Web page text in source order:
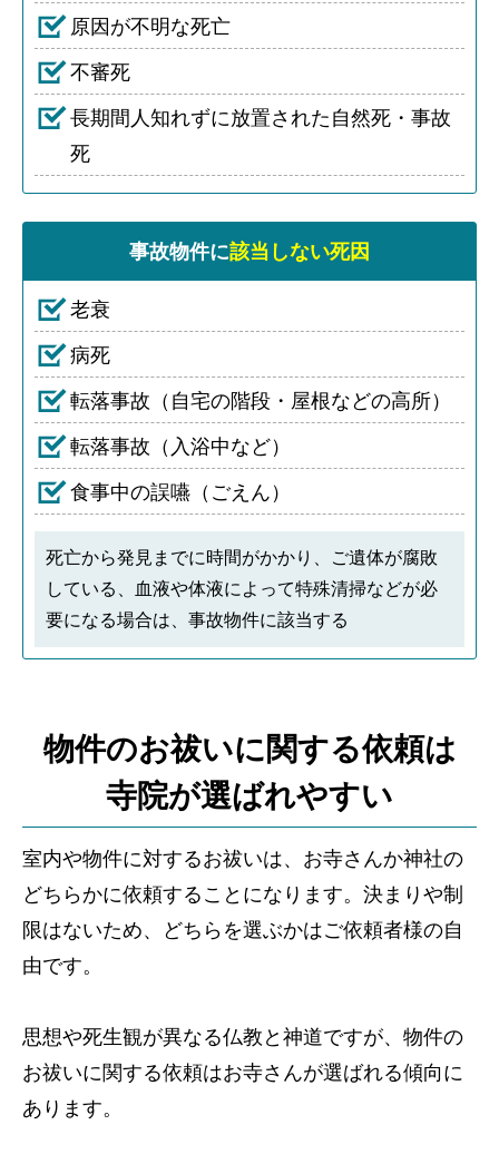
原因が不明な死亡
不審死
長期間人知れずに放置された自然死・事故
死
事故物件に該当しない死因
老衰
病死
転落事故（自宅の階段・屋根などの高所）
転落事故（入浴中など）
食事中の誤嚥（ごえん）
死亡から発見までに時間がかかり、ご遺体が腐敗
している、血液や体液によって特殊清掃などが必
要になる場合は、事故物件に該当する
物件のお祓いに関する依頼は
寺院が選ばれやすい
室内や物件に対するお祓いは、お寺さんか神社の
どちらかに依頼することになります。決まりや制
限はないため、どちらを選ぶかはご依頼者様の自
由です。
思想や死生観が異なる仏教と神道ですが、物件の
お祓いに関する依頼はお寺さんが選ばれる傾向に
あります。